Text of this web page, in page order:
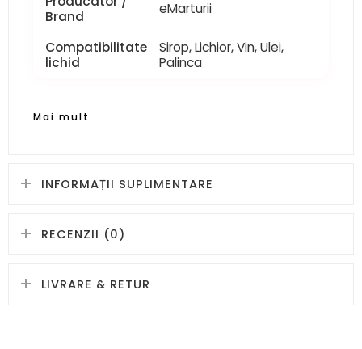
Brand
eMarturii
Compatibilitate
lichid
Sirop, Lichior, Vin, Ulei,
Palinca
Mai mult
INFORMAȚII SUPLIMENTARE
RECENZII (0)
LIVRARE & RETUR